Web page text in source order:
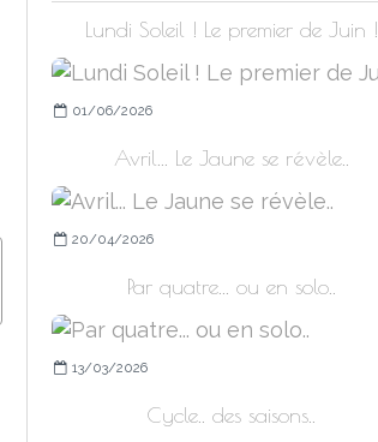
Lundi Soleil ! Le premier de Juin !
01/06/2026
Avril... Le Jaune se révèle..
20/04/2026
Par quatre... ou en solo..
13/03/2026
Cycle.. des saisons..